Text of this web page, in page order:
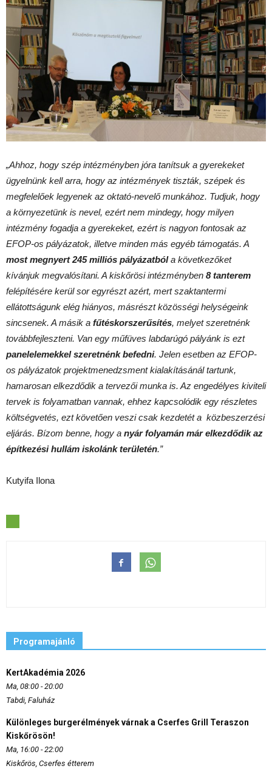
„Ahhoz, hogy szép intézményben jóra tanítsuk a gyerekeket
ügyelnünk kell arra, hogy az intézmények tiszták, szépek és
megfelelőek legyenek az oktató-nevelő munkához. Tudjuk, hogy
a környezetünk is nevel, ezért nem mindegy, hogy milyen
intézmény fogadja a gyerekeket, ezért is nagyon fontosak az
EFOP-os pályázatok, illetve minden más egyéb támogatás. A
most megnyert 245 milliós pályázatbóla következőket
kívánjuk megvalósítani. A kiskőrösi intézményben 8 tanterem
felépítésére kerül sor egyrészt azért, mert szaktantermi
ellátottságunk elég hiányos, másrészt közösségi helységeink
sincsenek. A másik a fűtéskorszerűsítés, melyet szeretnénk
továbbfejleszteni. Van egy műfüves labdarúgó pályánk is ezt
panelelemekkel szeretnénk befedni. Jelen esetben az EFOP-
os pályázatok projektmenedzsment kialakításánál tartunk,
hamarosan elkezdődik a tervezői munka is. Az engedélyes kiviteli
tervek is folyamatban vannak, ehhez kapcsolódik egy részletes
költségvetés, ezt követően veszi csak kezdetét a közbeszerzési
eljárás. Bízom benne, hogy a nyár folyamán már elkezdődik az
építkezési hullám iskolánk területén.”
Kutyifa Ilona
Programajánló
KertAkadémia 2026
Ma, 08:00 - 20:00
Tabdi, Faluház
Különleges burgerélmények várnak a Cserfes Grill Teraszon
Kiskőrösön!
Ma, 16:00 - 22:00
Kiskőrös, Cserfes étterem